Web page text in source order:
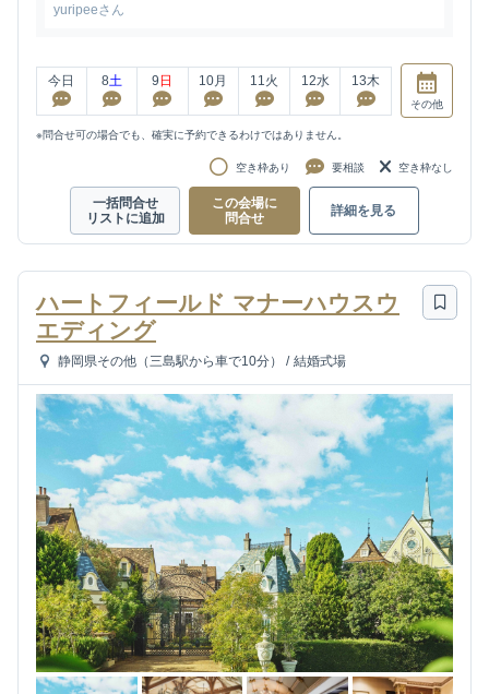
yuripeeさん
今日 8土 9 日 10月 11 火 12水 13木
その他
※問合せ可の場合でも、確実に予約できるわけではありません。
空き枠あり 要相談 空き枠なし
一括問合せ
リストに追加
この会場に
問合せ
詳細を見る
ハートフィールド マナーハウスウ
エディング
静岡県その他（三島駅から車で10分） / 結婚式場